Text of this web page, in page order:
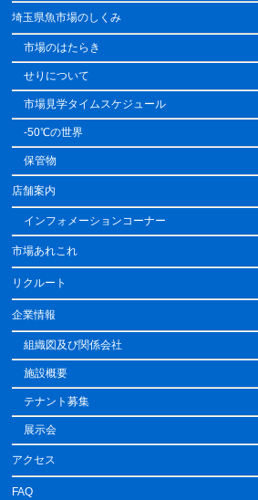
埼玉県魚市場のしくみ
市場のはたらき
せりについて
市場見学タイムスケジュール
-50℃の世界
保管物
店舗案内
インフォメーションコーナー
市場あれこれ
リクルート
企業情報
組織図及び関係会社
施設概要
テナント募集
展示会
アクセス
FAQ